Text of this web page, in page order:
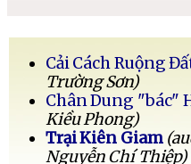
Cải Cách Ruộng
Trường Sơn)
Chân Dung "bác"
Kiều Phong)
Trại Kiên Giam
Nguyễn Chí Thiệp)